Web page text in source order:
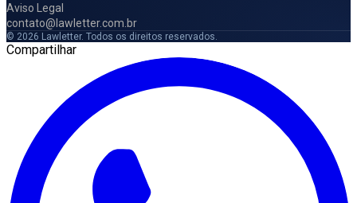
Aviso Legal
contato@lawletter.com.br
© 2026 Lawletter. Todos os direitos reservados.
Compartilhar